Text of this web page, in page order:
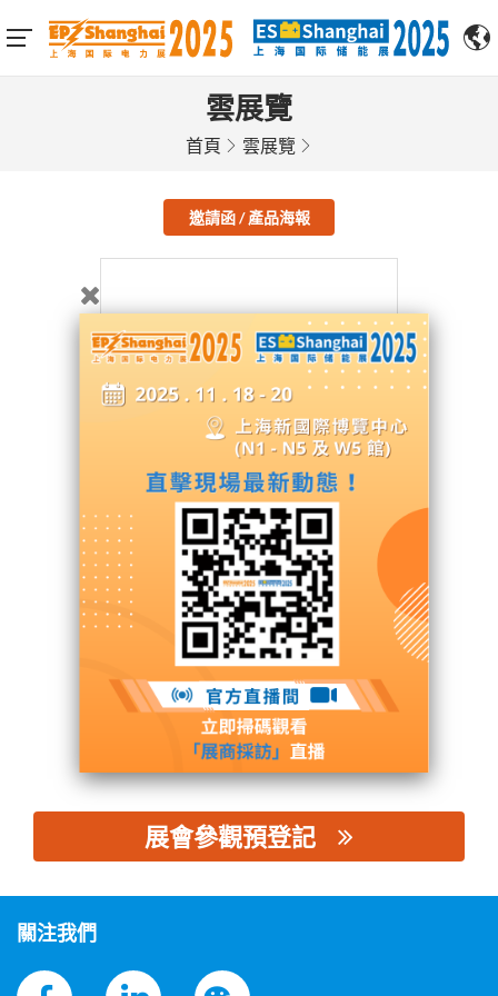
雲展覽
首頁 雲展覽
邀請函 / 產品海報
中國電氣裝備集團有限公司
展台號: N3館 - N3B51
聯繫供應商
展會參觀預登記
關注我們